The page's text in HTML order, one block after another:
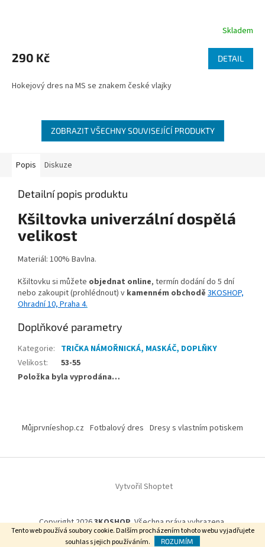
Tento web používá soubory cookie. Dalším procházením tohoto webu vyjadřujete
souhlas s jejich používáním.
ROZUMÍM
Skladem
290 Kč DETAIL
Hokejový dres na MS se znakem české vlajky
ZOBRAZIT VŠECHNY SOUVISEJÍCÍ PRODUKTY
Popis Diskuze
Detailní popis produktu
Kšiltovka univerzální dospělá
velikost
Materiál: 100% Bavlna.
Kšiltovku si můžete objednat online, termín dodání do 5 dní
nebo zakoupit (prohlédnout) v kamenném obchodě 3KOSHOP,
Ohradní 10, Praha 4.
Doplňkové parametry
Kategorie: TRIČKA NÁMOŘNICKÁ, MASKÁČ, DOPLŇKY
Velikost:
53-55
Položka byla vyprodána…
Můjprvníeshop.cz Fotbalový dres Dresy s vlastním potiskem
Vytvořil Shoptet
Copyright 20263KOSHOP. Všechna práva vyhrazena.